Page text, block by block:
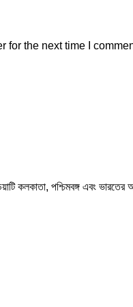
for the next time I
কলকাতা, পশ্চিমবঙ্গ এবং